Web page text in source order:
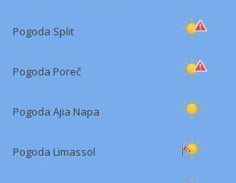
Pogoda Split
Pogoda Poreč
Pogoda Ajia Napa
Pogoda Limassol